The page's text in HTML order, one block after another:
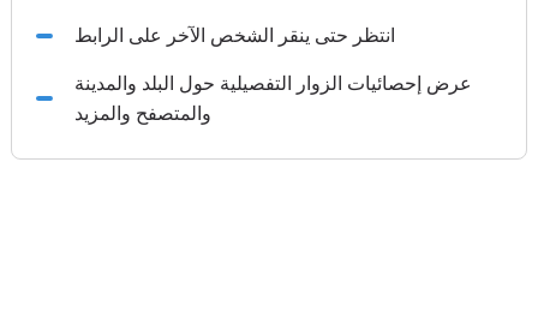
انتظر حتى ينقر الشخص الآخر على الرابط
عرض إحصائيات الزوار التفصيلية حول البلد والمدينة
والمتصفح والمزيد